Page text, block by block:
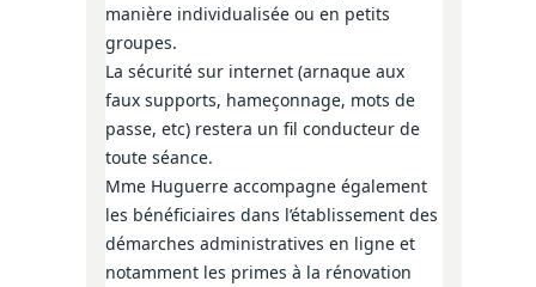
manière individualisée ou en petits
groupes.
La sécurité sur internet (arnaque aux
faux supports, hameçonnage, mots de
passe, etc) restera un fil conducteur de
toute séance.
Mme Huguerre accompagne également
les bénéficiaires dans l’établissement des
démarches administratives en ligne et
notamment les primes à la rénovation